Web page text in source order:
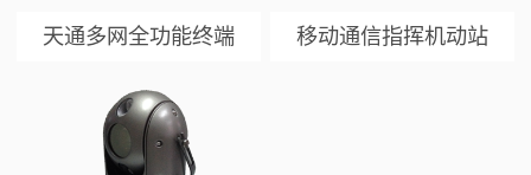
天通多网全功能终端 移动通信指挥机动站